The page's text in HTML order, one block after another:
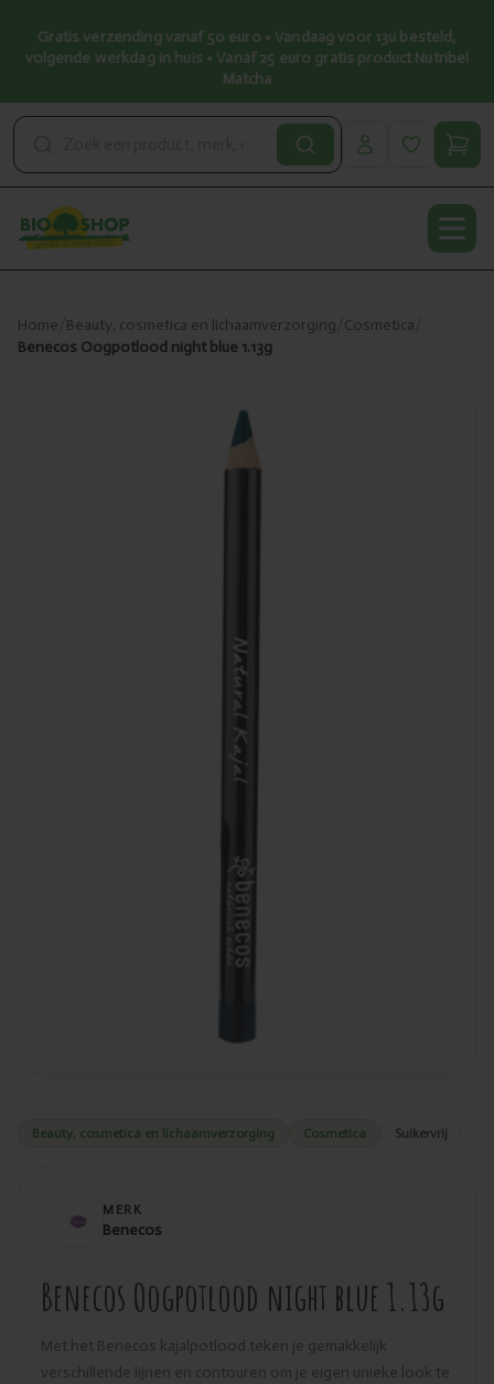
Gratis verzending vanaf 50 euro • Vandaag voor 13u besteld,
volgende werkdag in huis • Vanaf 25 euro gratis product Nutribel
Matcha
Home Beauty, cosmetica en lichaamverzorging Cosmetica
Benecos Oogpotlood night blue 1.13g
Beauty, cosmetica en lichaamverzorging Cosmetica Suikervrij
MERK
Benecos
Benecos Oogpotlood night blue 1.13g
Met het Benecos kajalpotlood teken je gemakkelijk
verschillende lijnen en contouren om je eigen unieke look te